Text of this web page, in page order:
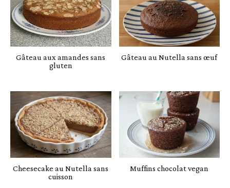
Gâteau aux amandes sans
gluten
Gâteau au Nutella sans œuf
Cheesecake au Nutella sans
cuisson
Muffins chocolat vegan